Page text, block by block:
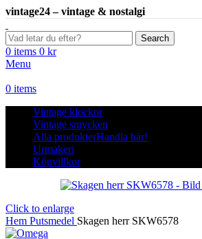
vintage24 – vintage & nostalgi
Search
0 items 0 kr
Menu
0 items
Vintage klockor
Vintage smycken
Alla produkterHandla här!
Urmakeri
Köpvillkor
Click to enlarge
Hem Putsmedel Skagen herr SKW6578